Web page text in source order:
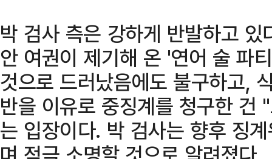
박 검사 측은 강하게 반발하고
안 여권이 제기해 온 '연어 술 파
것으로 드러났음에도 불구하고,
반을 이유로 중징계를 청구한 건
는 입장이다. 박 검사는 향후 징